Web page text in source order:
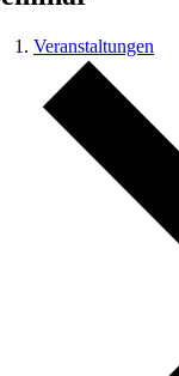
Veranstaltungen